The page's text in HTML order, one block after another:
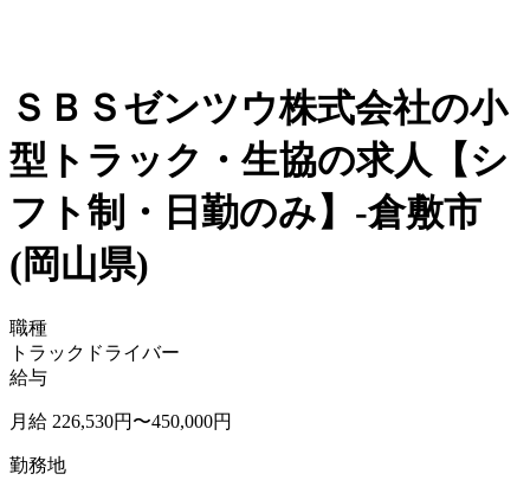
ＳＢＳゼンツウ株式会社の小
型トラック・生協の求人【シ
フト制・日勤のみ】-倉敷市
(岡山県)
職種
トラックドライバー
給与
月給 226,530円〜450,000円
勤務地